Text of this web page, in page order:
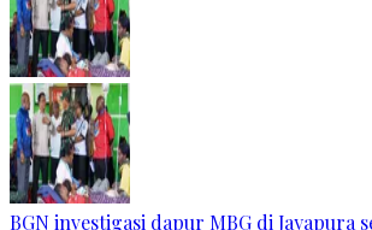
BGN investigasi dapur MBG di Jayapura